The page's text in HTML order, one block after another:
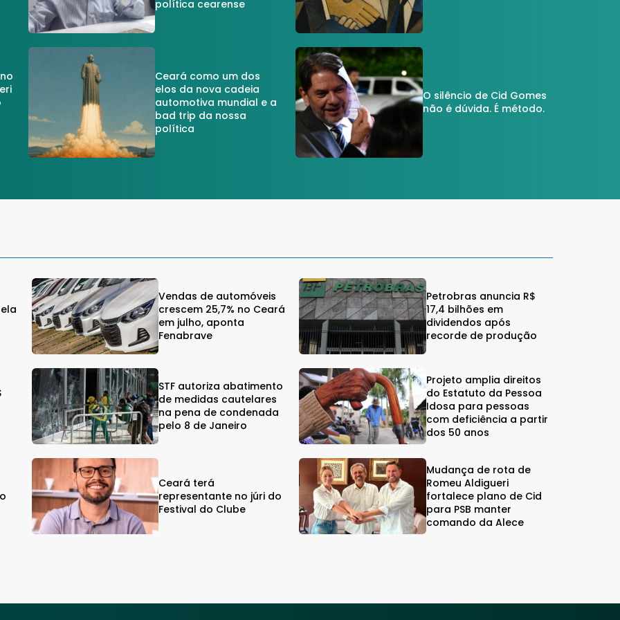
política cearense
Ceará como um dos
elos da nova cadeia
automotiva mundial e a
bad trip da nossa
política
O silêncio de Cid Gomes
não é dúvida. É método.
Vendas de automóveis
crescem 25,7% no Ceará
em julho, aponta
Fenabrave
Petrobras anuncia R$
17,4 bilhões em
dividendos após
recorde de produção
STF autoriza abatimento
de medidas cautelares
na pena de condenada
pelo 8 de Janeiro
Projeto amplia direitos
do Estatuto da Pessoa
Idosa para pessoas
com deficiência a partir
dos 50 anos
Ceará terá
representante no júri do
Festival do Clube
Mudança de rota de
Romeu Aldigueri
fortalece plano de Cid
para PSB manter
comando da Alece